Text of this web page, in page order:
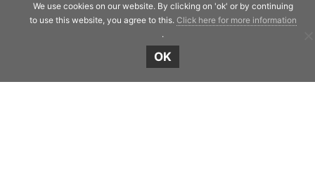
Shield Capital
We use cookies on our website. By clicking on 'ok' or by continuing
to use this website, you agree to this. Click here for more information
.
OK